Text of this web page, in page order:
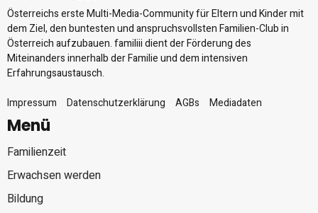
Österreichs erste Multi-Media-Community für Eltern und Kinder mit
dem Ziel, den buntesten und anspruchsvollsten Familien-Club in
Österreich aufzubauen. familiii dient der Förderung des
Miteinanders innerhalb der Familie und dem intensiven
Erfahrungsaustausch.
Impressum
Datenschutzerklärung AGBs Mediadaten
Menü
Familienzeit
Erwachsen werden
Bildung